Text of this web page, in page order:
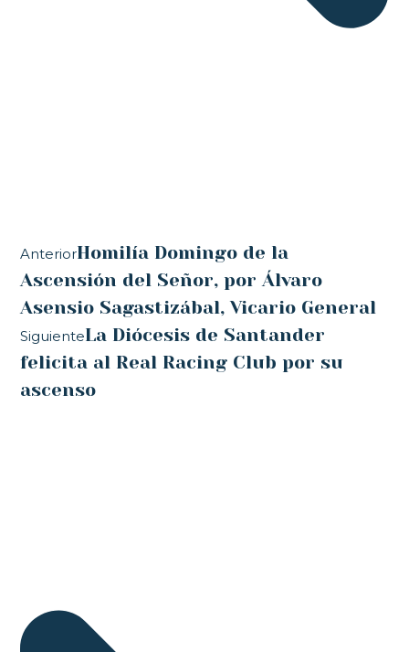
AnteriorHomilía Domingo de la
Ascensión del Señor, por Álvaro
Asensio Sagastizábal, Vicario General
SiguienteLa Diócesis de Santander
felicita al Real Racing Club por su
ascenso